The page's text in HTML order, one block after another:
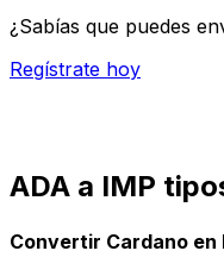
¿Sabías que puedes
Regístrate hoy
ADA a IMP
Convertir Cardano en